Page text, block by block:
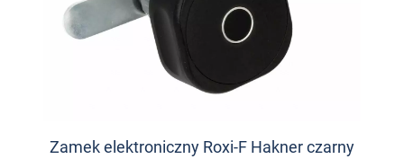
Zamek elektroniczny Roxi-F Hakner czarny